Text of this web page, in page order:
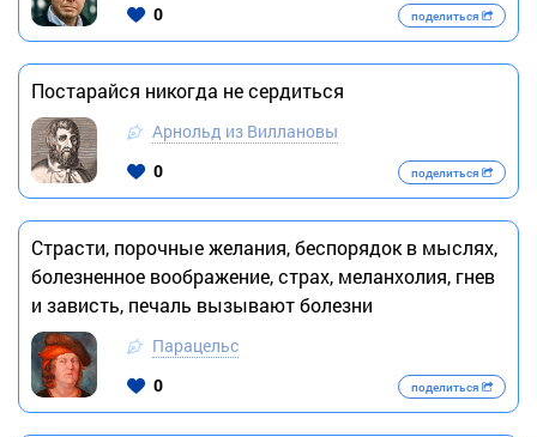
0
поделиться
Постарайся никогда не сердиться
Арнольд из Виллановы
0
поделиться
Страсти, порочные желания, беспорядок в мыслях,
болезненное воображение, страх, меланхолия, гнев
и зависть, печаль вызывают болезни
Парацельс
0
поделиться